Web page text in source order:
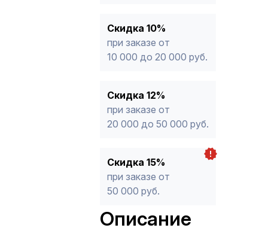
Скидка 10%
при заказе от
10 000 до 20 000 руб.
Скидка 12%
при заказе от
20 000 до 50 000 руб.
Скидка 15%
при заказе от
50 000 руб.
Описание